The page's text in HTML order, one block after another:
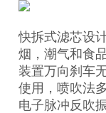
快拆式滤芯设
烟，潮气和食
装置万向刹车
使用，喷吹法
电子脉冲反吹